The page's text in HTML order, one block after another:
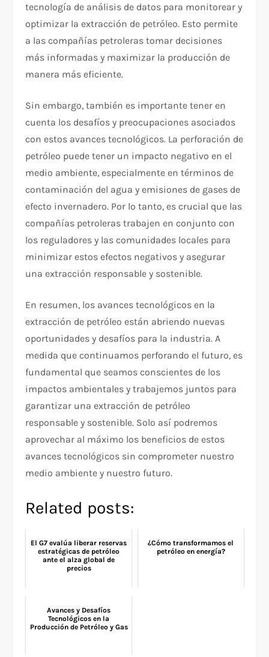
tecnología de análisis de datos para monitorear y
optimizar la extracción de petróleo. Esto permite
a las compañías petroleras tomar decisiones
más informadas y maximizar la producción de
manera más eficiente.
Sin embargo, también es importante tener en
cuenta los desafíos y preocupaciones asociados
con estos avances tecnológicos. La perforación de
petróleo puede tener un impacto negativo en el
medio ambiente, especialmente en términos de
contaminación del agua y emisiones de gases de
efecto invernadero. Por lo tanto, es crucial que las
compañías petroleras trabajen en conjunto con
los reguladores y las comunidades locales para
minimizar estos efectos negativos y asegurar
una extracción responsable y sostenible.
En resumen, los avances tecnológicos en la
extracción de petróleo están abriendo nuevas
oportunidades y desafíos para la industria. A
medida que continuamos perforando el futuro, es
fundamental que seamos conscientes de los
impactos ambientales y trabajemos juntos para
garantizar una extracción de petróleo
responsable y sostenible. Solo así podremos
aprovechar al máximo los beneficios de estos
avances tecnológicos sin comprometer nuestro
medio ambiente y nuestro futuro.
Related posts:
El G7 evalúa liberar reservas
estratégicas de petróleo
ante el alza global de
precios
¿Cómo transformamos el
petróleo en energía?
Avances y Desafíos
Tecnológicos en la
Producción de Petróleo y Gas